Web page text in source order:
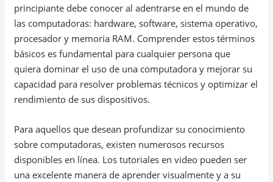
principiante debe conocer al adentrarse en el mundo de
las computadoras: hardware, software, sistema operativo,
procesador y memoria RAM. Comprender estos términos
básicos es fundamental para cualquier persona que
quiera dominar el uso de una computadora y mejorar su
capacidad para resolver problemas técnicos y optimizar el
rendimiento de sus dispositivos.
Para aquellos que desean profundizar su conocimiento
sobre computadoras, existen numerosos recursos
disponibles en línea. Los tutoriales en video pueden ser
una excelente manera de aprender visualmente y a su